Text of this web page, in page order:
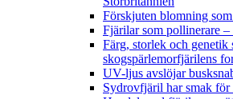
Förskjuten blomning
Fjärilar som pollinerare –
Färg, storlek och genetik
skogspärlemorfjärilens
UV-ljus avslöjar
Sydrovfjäril har smak för